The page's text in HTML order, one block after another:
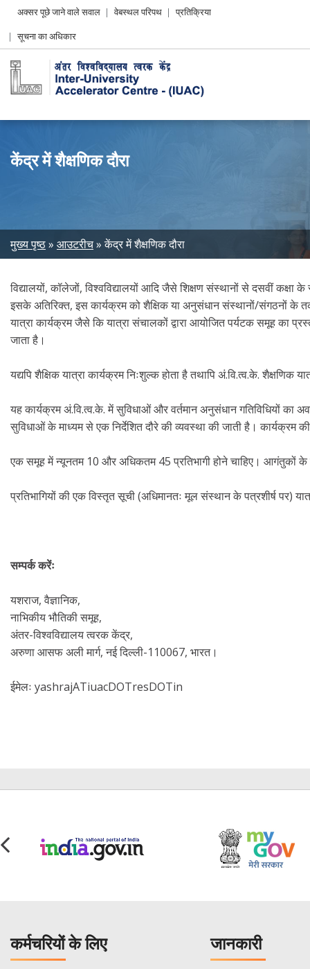
Header
menu
अक्सर पूछे जाने वाले सवाल वेबस्थल परिपथ
प्रतिक्रिया
सूचना का अधिकार
केंद्र में शैक्षणिक दौरा
Breadcrumb
मुख्य पृष्ठ आउटरीच केंद्र में शैक्षणिक दौरा
विद्यालयों, कॉलेजों, विश्वविद्यालयों आदि जैसे शिक्षण संस्थानों से दसवीं
इसके अतिरिक्त, इस कार्यक्रम को शैक्षिक या अनुसंधान संस्थानों/संगठनों के
यात्रा कार्यक्रम जैसे कि यात्रा संचालकों द्वारा आयोजित पर्यटक समूह का
जाता है।
यद्यपि शैक्षिक यात्रा कार्यक्रम निःशुल्क होता है तथापि अं.वि.त्व.के.
यह कार्यक्रम अं.वि.त्व.के. में सुविधाओं और वर्तमान अनुसंधान गतिविधियों
सुविधाओं के माध्यम से एक निर्देशित दौरे की व्यवस्था की जाती है।
एक समूह में न्यूनतम 10 और अधिकतम 45 प्रतिभागी होने चाहिए। आगंतुकों
प्रतिभागियों की एक विस्तृत सूची (अधिमानतः मूल संस्थान के पत्रशीर्ष पर)
सम्पर्क करेंः
यशराज, वैज्ञानिक,
नाभिकीय भौतिकी समूह,
अंतर-विश्वविद्यालय त्वरक केंद्र,
अरुणा आसफ अली मार्ग, नई दिल्ली-110067, भारत।
ईमेलः yashrajATiuacDOTresDOTin
कर्मचरियों के लिए
जानकारी